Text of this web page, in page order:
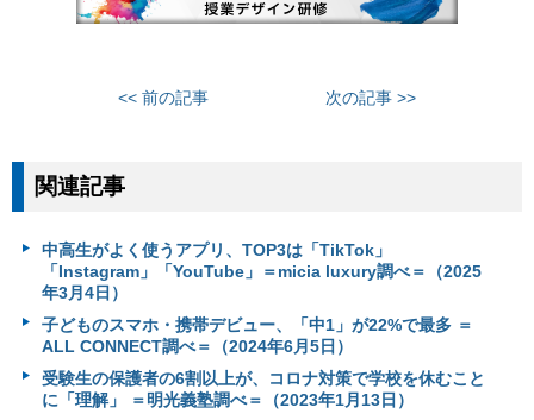
<< 前の記事 次の記事 >>
関連記事
中高生がよく使うアプリ、TOP3は「TikTok」
「Instagram」「YouTube」＝micia luxury調べ＝（2025
年3月4日）
子どものスマホ・携帯デビュー、「中1」が22%で最多 ＝
ALL CONNECT調べ＝（2024年6月5日）
受験生の保護者の6割以上が、コロナ対策で学校を休むこと
に「理解」 ＝明光義塾調べ＝（2023年1月13日）